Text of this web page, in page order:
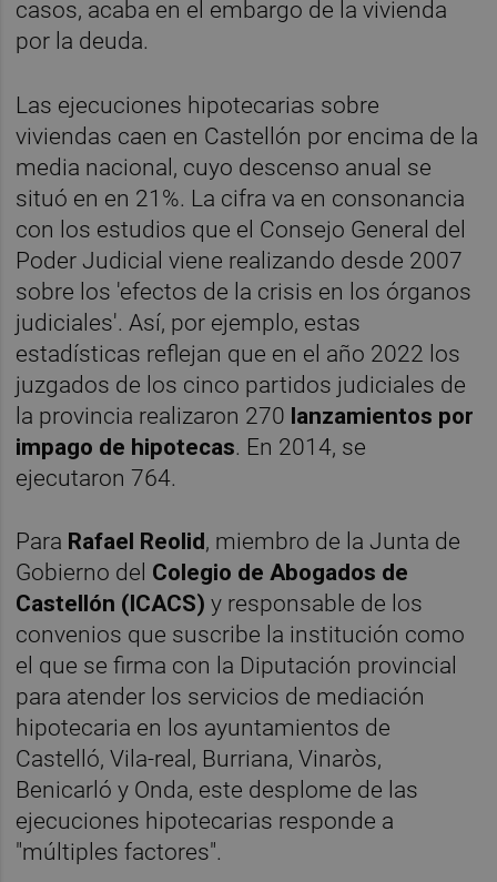
casos, acaba en el embargo de la vivienda
por la deuda.
Las ejecuciones hipotecarias sobre
viviendas caen en Castellón por encima de la
media nacional, cuyo descenso anual se
situó en en 21%. La cifra va en consonancia
con los estudios que el Consejo General del
Poder Judicial viene realizando desde 2007
sobre los 'efectos de la crisis en los órganos
judiciales'. Así, por ejemplo, estas
estadísticas reflejan que en el año 2022 los
juzgados de los cinco partidos judiciales de
la provincia realizaron 270 lanzamientos por
impago de hipotecas. En 2014, se
ejecutaron 764.
Para Rafael Reolid, miembro de la Junta de
Gobierno del Colegio de Abogados de
Castellón (ICACS) y responsable de los
convenios que suscribe la institución como
el que se firma con la Diputación provincial
para atender los servicios de mediación
hipotecaria en los ayuntamientos de
Castelló, Vila-real, Burriana, Vinaròs,
Benicarló y Onda, este desplome de las
ejecuciones hipotecarias responde a
"múltiples factores".